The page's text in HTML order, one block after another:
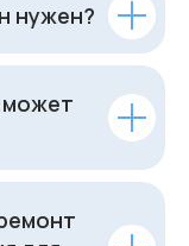
нужен?